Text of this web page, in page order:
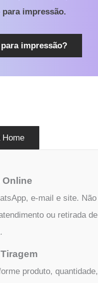
impressão.
impressão?
Home
e-mail e site. Não
ou retirada de
produto, quantidade,